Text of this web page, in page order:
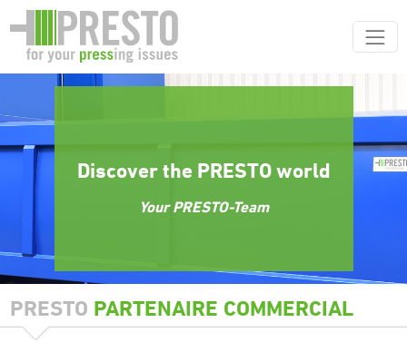
Discover the PRESTO world
Your PRESTO-Team
PRESTO PARTENAIRE COMMERCIAL